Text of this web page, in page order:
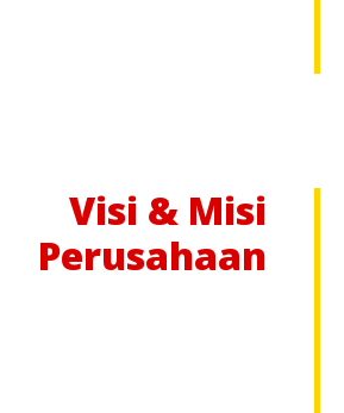
Visi & Misi
Perusahaan